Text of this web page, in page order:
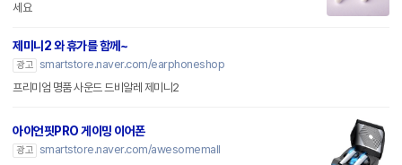
세요
제미니2 와 휴가를 함께~
광고 smartstore.naver.com/earphoneshop
프리미엄 명품 사운드 드비알레 제미니2
아이언핏PRO 게이밍 이어폰
광고 smartstore.naver.com/awesomemall